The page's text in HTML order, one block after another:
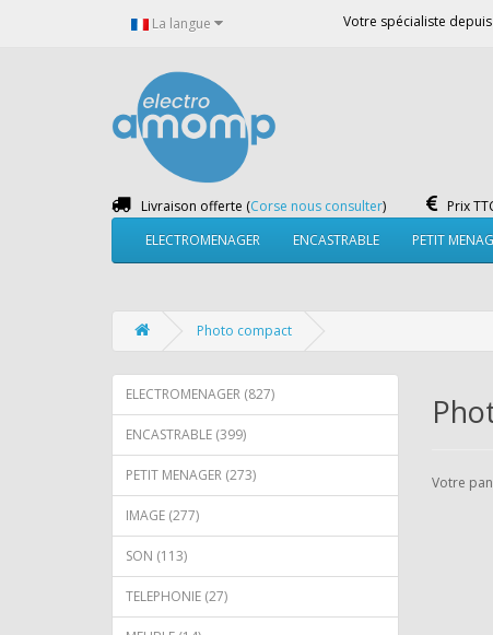
La langue Votre spécialiste
Livraison offerte (Corse nous consulter) Prix
ELECTROMENAGER
ENCASTRABLE PETIT
Photo compact
ELECTROMENAGER (827)
ENCASTRABLE (399)
PETIT MENAGER (273)
IMAGE (277)
SON (113)
TELEPHONIE (27)
Votre